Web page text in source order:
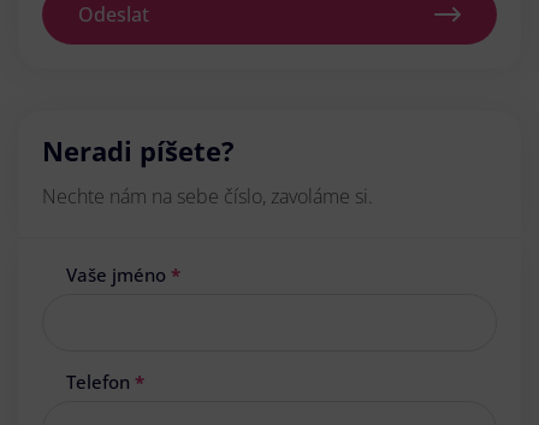
Odeslat
Neradi píšete?
Nechte nám na sebe číslo, zavoláme si.
Vaše jméno *
Telefon *